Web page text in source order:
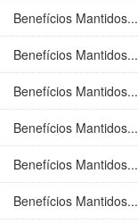
Benefícios Mantidos...
Benefícios Mantidos...
Benefícios Mantidos...
Benefícios Mantidos...
Benefícios Mantidos...
Benefícios Mantidos...